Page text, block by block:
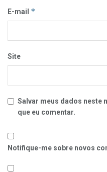
E-mail *
Site
Salvar meus dados neste
que eu comentar.
Notifique-me sobre novos